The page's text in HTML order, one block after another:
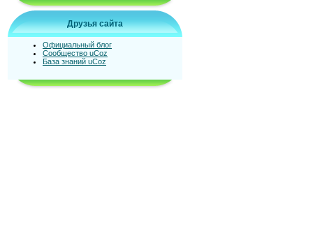
Друзья сайта
Официальный блог
Сообщество uCoz
База знаний uCoz